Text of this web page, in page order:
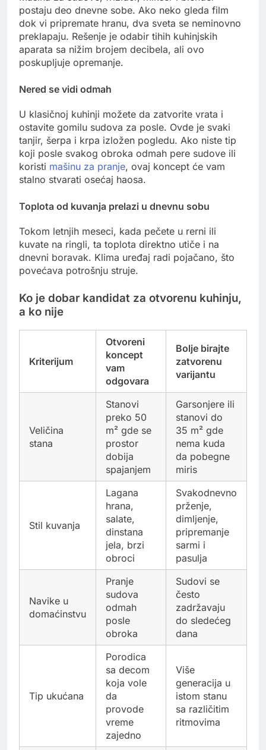
postaju deo dnevne sobe. Ako neko gleda film
dok vi pripremate hranu, dva sveta se neminovno
preklapaju. Rešenje je odabir tihih kuhinjskih
aparata sa nižim brojem decibela, ali ovo
poskupljuje opremanje.
Nered se vidi odmah
U klasičnoj kuhinji možete da zatvorite vrata i
ostavite gomilu sudova za posle. Ovde je svaki
tanjir, šerpa i krpa izložen pogledu. Ako niste tip
koji posle svakog obroka odmah pere sudove ili
koristi mašinu za pranje, ovaj koncept će vam
stalno stvarati osećaj haosa.
Toplota od kuvanja prelazi u dnevnu sobu
Tokom letnjih meseci, kada pečete u rerni ili
kuvate na ringli, ta toplota direktno utiče i na
dnevni boravak. Klima uređaj radi pojačano, što
povećava potrošnju struje.
Ko je dobar kandidat za otvorenu kuhinju,
a ko nije
Kriterijum
Otvoreni
koncept
vam
odgovara
Bolje birajte
zatvorenu
varijantu
Veličina
stana
Stanovi
preko 50
m² gde se
prostor
dobija
spajanjem
Garsonjere ili
stanovi do
35 m² gde
nema kuda
da pobegne
miris
Stil kuvanja
Lagana
hrana,
salate,
dinstana
jela, brzi
obroci
Svakodnevno
prženje,
dimljenje,
pripremanje
sarmi i
pasulja
Navike u
domaćinstvu
Pranje
sudova
odmah
posle
obroka
Sudovi se
često
zadržavaju
do sledećeg
dana
Tip ukućana
Porodica
sa decom
koja vole
da
provode
vreme
zajedno
Više
generacija u
istom stanu
sa različitim
ritmovima